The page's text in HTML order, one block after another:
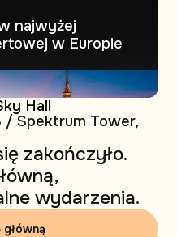
najwyżej
w Europie
Hall
/ Spektrum Tower,
zakończyło.
wydarzenia.